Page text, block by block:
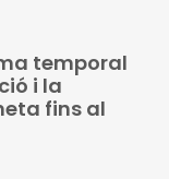
temporal
i la
fins al